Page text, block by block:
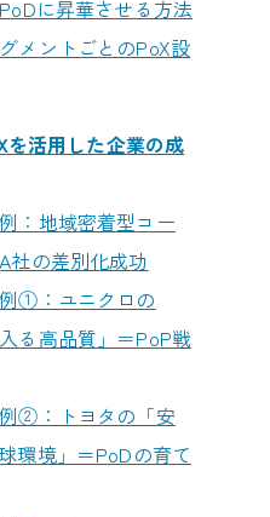
に昇華させる方法
メントごとのPoX設
を活用した企業の成
：地域密着型コー
社の差別化成功
①：ユニクロの
る高品質」＝PoP戦
②：トヨタの「安
環境」＝PoDの育て